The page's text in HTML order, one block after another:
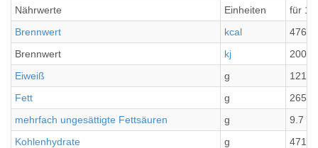
Nährwerte
Einheiten
für 12
Brennwert
kcal
Brennwert
kj
20033
Eiweiß
g
Fett
g
mehrfach ungesättigte Fettsäuren
g
9.7
Kohlenhydrate
g